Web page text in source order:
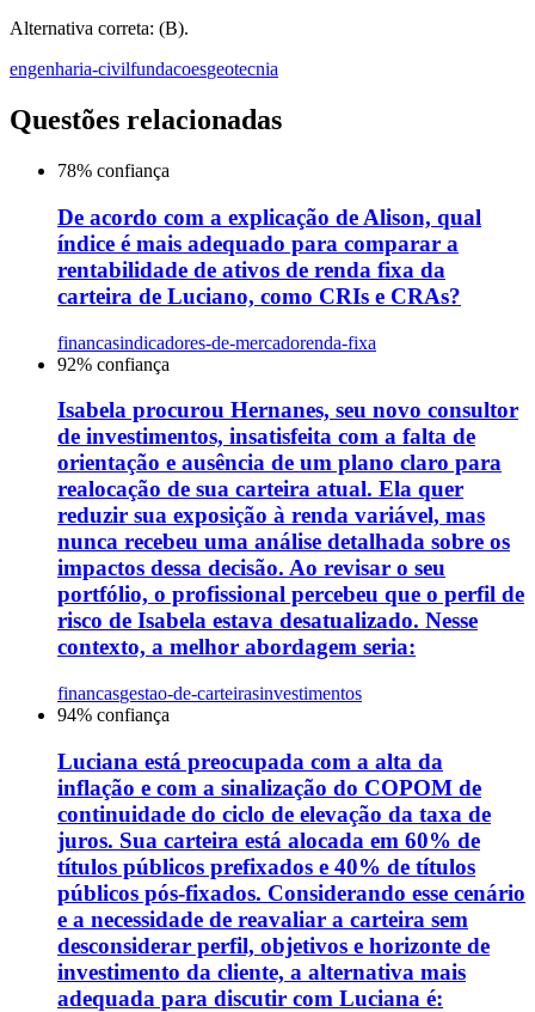
Alternativa correta: (B).
engenharia-civilfundacoesgeotecnia
Questões relacionadas
78% confiança
De acordo com a explicação de Alison, qual
índice é mais adequado para comparar a
rentabilidade de ativos de renda fixa da
carteira de Luciano, como CRIs e CRAs?
financasindicadores-de-mercadorenda-fixa
92% confiança
Isabela procurou Hernanes, seu novo consultor
de investimentos, insatisfeita com a falta de
orientação e ausência de um plano claro para
realocação de sua carteira atual. Ela quer
reduzir sua exposição à renda variável, mas
nunca recebeu uma análise detalhada sobre os
impactos dessa decisão. Ao revisar o seu
portfólio, o profissional percebeu que o perfil de
risco de Isabela estava desatualizado. Nesse
contexto, a melhor abordagem seria:
financasgestao-de-carteirasinvestimentos
94% confiança
Luciana está preocupada com a alta da
inflação e com a sinalização do COPOM de
continuidade do ciclo de elevação da taxa de
juros. Sua carteira está alocada em 60% de
títulos públicos prefixados e 40% de títulos
públicos pós-fixados. Considerando esse cenário
e a necessidade de reavaliar a carteira sem
desconsiderar perfil, objetivos e horizonte de
investimento da cliente, a alternativa mais
adequada para discutir com Luciana é: